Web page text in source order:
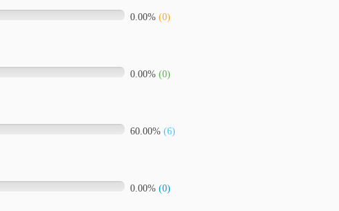
0.00% (0)
0.00% (0)
60.00% (6)
0.00% (0)